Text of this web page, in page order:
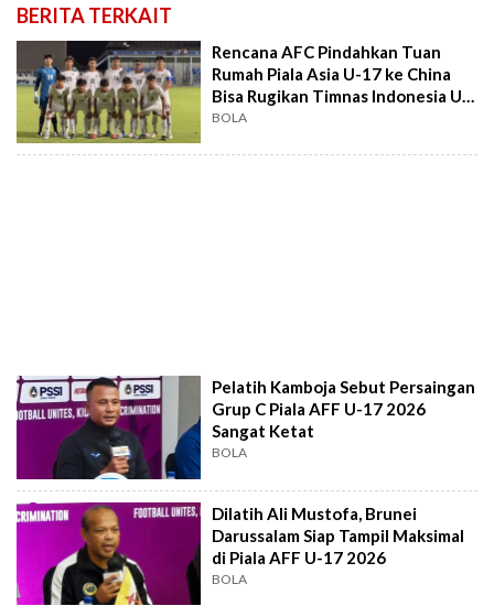
BERITA TERKAIT
Rencana AFC Pindahkan Tuan
Rumah Piala Asia U-17 ke China
Bisa Rugikan Timnas Indonesia U-
17
BOLA
Pelatih Kamboja Sebut Persaingan
Grup C Piala AFF U-17 2026
Sangat Ketat
BOLA
Dilatih Ali Mustofa, Brunei
Darussalam Siap Tampil Maksimal
di Piala AFF U-17 2026
BOLA